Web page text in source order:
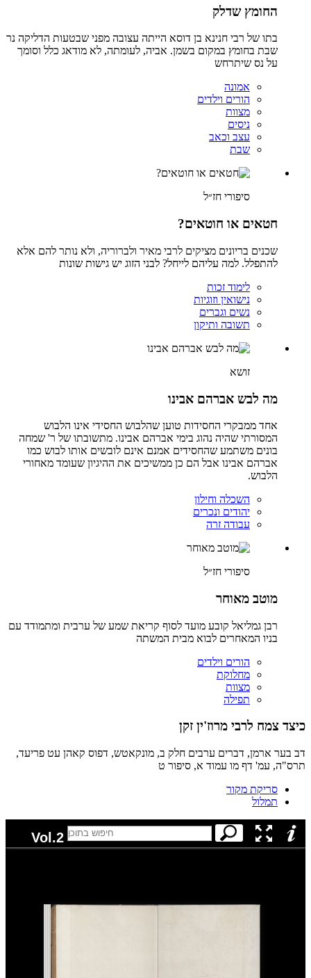
החומץ שדלק
בתו של רבי חנינא בן דוסא הייתה עצובה מפני שבטעות הדליקה נר
שבת בחומץ במקום בשמן. אביה, לעומתה, לא מודאג כלל וסומך
על נס שיתרחש
אמונה
הורים וילדים
מצוות
ניסים
עצב וכאב
שבת
סיפורי חז״ל
חטאים או חוטאים?
שכנים בריונים מציקים לרבי מאיר ולברוריה, ולא נותר להם אלא
להתפלל. למה עליהם לייחל? לבני הזוג יש גישות שונות
לימוד זכות
נישואין וזוגיות
נשים וגברים
תשובה ותיקון
זושא
מה לבש אברהם אבינו
אחד ממבקרי החסידות טוען שהלבוש החסידי אינו הלבוש
המסורתי שהיה נהוג בימי אברהם אבינו. מתשובתו של ר' שמחה
בונים משתמע שהחסידים אמנם אינם לובשים אותו לבוש כמו
אברהם אבינו אבל הם כן ממשיכים את ההיגיון שעומד מאחורי
הלבוש.
השכלה וחילון
יהודים ונכרים
עבודה זרה
סיפורי חז״ל
מוטב מאוחר
רבן גמליאל קובע מועד לסוף קריאת שמע של ערבית ומתמודד עם
בניו המאחרים לבוא מבית המשתה
הורים וילדים
מחלוקת
מצוות
תפילה
כיצד צמח לרבי מרוז'ין זקן
דב בער ארמן, דברים ערבים חלק ב, מונקאטש, דפוס קאהן עט פריעד,
תרס"ה, עמ' דף מו עמוד א, סיפור ט
סריקת מקור
תמלול